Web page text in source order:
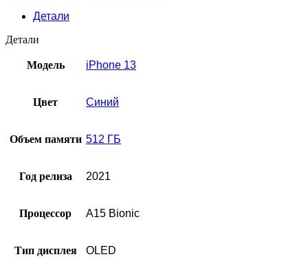
Детали
Детали
Модель iPhone 13
Цвет Синий
Объем памяти 512 ГБ
Год релиза 2021
Процессор A15 Bionic
Тип дисплея OLED